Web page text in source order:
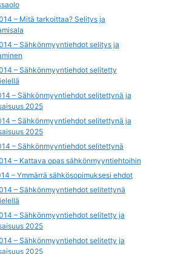
– Mitä tarkoittaa? Selitys ja
– Sähkönmyyntiehdot selitys ja
– Sähkönmyyntiehdot selitetty
– Sähkönmyyntiehdot selitettynä ja
2025
– Sähkönmyyntiehdot selitettynä ja
2025
– Sähkönmyyntiehdot selitettynä
– Kattava opas sähkönmyyntiehtoihin
– Ymmärrä sähkösopimuksesi ehdot
– Sähkönmyyntiehdot selitettynä
– Sähkönmyyntiehdot selitetty ja
2025
– Sähkönmyyntiehdot selitetty ja
2025